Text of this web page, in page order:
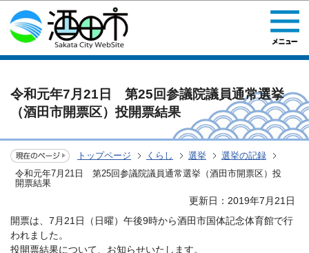
このページの本文へ移動
令和元年7月21日 第25回参議院議員通常選挙
（酒田市開票区）投開票結果
トップページ くらし 選挙
選挙の記録
令和元年7月21日 第25回参議院議員通常選挙（酒田市開票区）投
開票結果
更新日：2019年7月21日
開票は、7月21日（日曜）午後9時から酒田市国体記念体育館で行
われました。
投開票結果について、お知らせいたします。